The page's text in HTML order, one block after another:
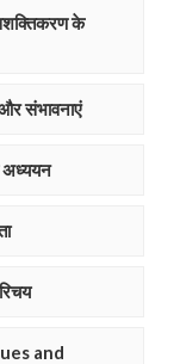
के
संभावनाएं
अध्ययन
and